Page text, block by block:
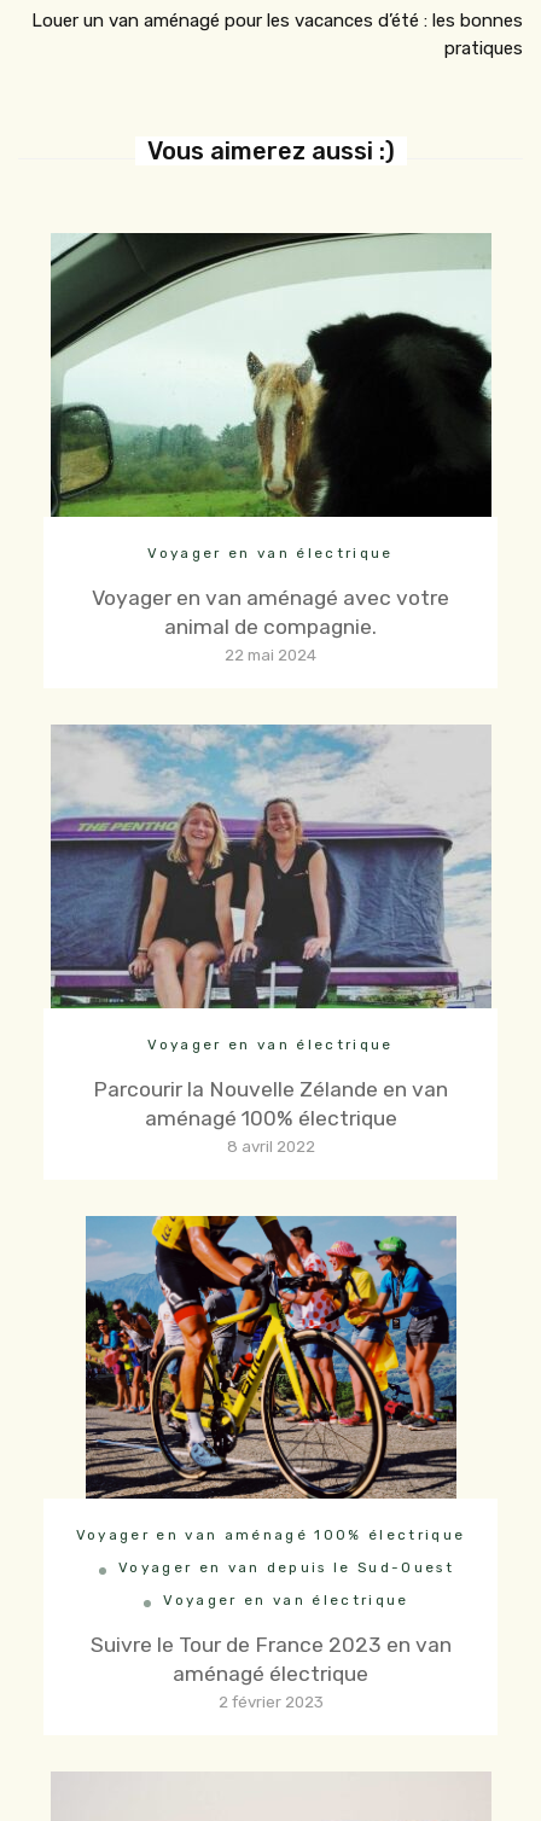
Louer un van aménagé pour les vacances d’été : les bonnes
pratiques
Vous aimerez aussi :)
Voyager en van électrique
Voyager en van aménagé avec votre
animal de compagnie.
22 mai 2024
Voyager en van électrique
Parcourir la Nouvelle Zélande en van
aménagé 100% électrique
8 avril 2022
Voyager en van aménagé 100% électrique
Voyager en van depuis le Sud-Ouest
Voyager en van électrique
Suivre le Tour de France 2023 en van
aménagé électrique
2 février 2023